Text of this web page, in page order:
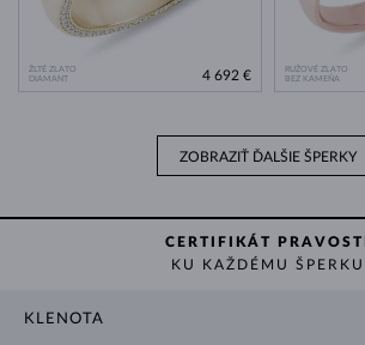
ŽLTÉ ZLATO
DIAMANT
4 692 €
RUŽOVÉ ZLATO
BEZ KAMEŇA
ZOBRAZIŤ ĎALŠIE ŠPERKY
CERTIFIKÁT PRAVOSTI
KU KAŽDÉMU ŠPERKU
KLENOTA